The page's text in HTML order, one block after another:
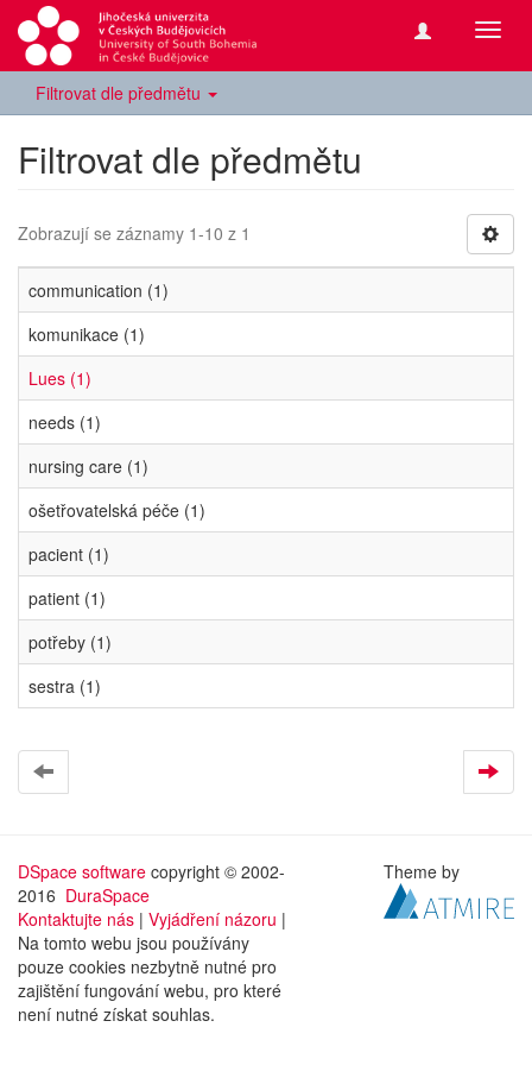
Filtrovat dle předmětu
Filtrovat dle předmětu
Zobrazují se záznamy 1-10 z 1
communication (1)
komunikace (1)
Lues (1)
needs (1)
nursing care (1)
ošetřovatelská péče (1)
pacient (1)
patient (1)
potřeby (1)
sestra (1)
DSpace software copyright © 2002-
2016 DuraSpace
Kontaktujte nás | Vyjádření názoru |
Na tomto webu jsou používány
pouze cookies nezbytně nutné pro
zajištění fungování webu, pro které
není nutné získat souhlas.
Theme by